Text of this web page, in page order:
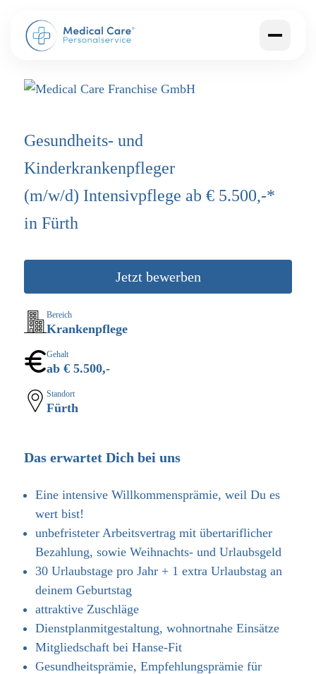
Gesundheits- und
Kinderkrankenpfleger
(m/w/d) Intensivpflege ab € 5.500,-*
in Fürth
Jetzt bewerben
Bereich
Krankenpflege
Gehalt
ab € 5.500,-
Standort
Fürth
Das erwartet Dich bei uns
Eine intensive Willkommensprämie, weil Du es
wert bist!
unbefristeter Arbeitsvertrag mit übertariflicher
Bezahlung, sowie Weihnachts- und Urlaubsgeld
30 Urlaubstage pro Jahr + 1 extra Urlaubstag an
deinem Geburtstag
attraktive Zuschläge
Dienstplanmitgestaltung, wohnortnahe Einsätze
Mitgliedschaft bei Hanse-Fit
Gesundheitsprämie, Empfehlungsprämie für